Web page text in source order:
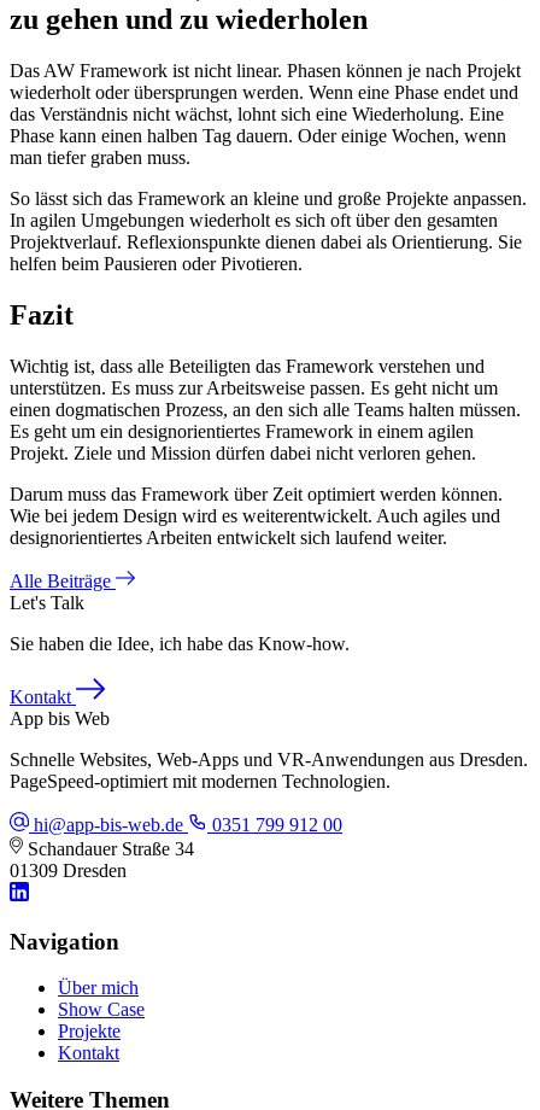
zu gehen und zu wiederholen
Das AW Framework ist nicht linear. Phasen können je nach Projekt
wiederholt oder übersprungen werden. Wenn eine Phase endet und
das Verständnis nicht wächst, lohnt sich eine Wiederholung. Eine
Phase kann einen halben Tag dauern. Oder einige Wochen, wenn
man tiefer graben muss.
So lässt sich das Framework an kleine und große Projekte anpassen.
In agilen Umgebungen wiederholt es sich oft über den gesamten
Projektverlauf. Reflexionspunkte dienen dabei als Orientierung. Sie
helfen beim Pausieren oder Pivotieren.
Fazit
Wichtig ist, dass alle Beteiligten das Framework verstehen und
unterstützen. Es muss zur Arbeitsweise passen. Es geht nicht um
einen dogmatischen Prozess, an den sich alle Teams halten müssen.
Es geht um ein designorientiertes Framework in einem agilen
Projekt. Ziele und Mission dürfen dabei nicht verloren gehen.
Darum muss das Framework über Zeit optimiert werden können.
Wie bei jedem Design wird es weiterentwickelt. Auch agiles und
designorientiertes Arbeiten entwickelt sich laufend weiter.
Alle Beiträge
Let's Talk
Sie haben die Idee, ich habe das Know-how.
Kontakt
App bis Web
Schnelle Websites, Web-Apps und VR-Anwendungen aus Dresden.
PageSpeed-optimiert mit modernen Technologien.
hi@app-bis-web.de
0351 799 912 00
Schandauer Straße 34
01309 Dresden
Navigation
Über mich
Show Case
Projekte
Kontakt
Weitere Themen